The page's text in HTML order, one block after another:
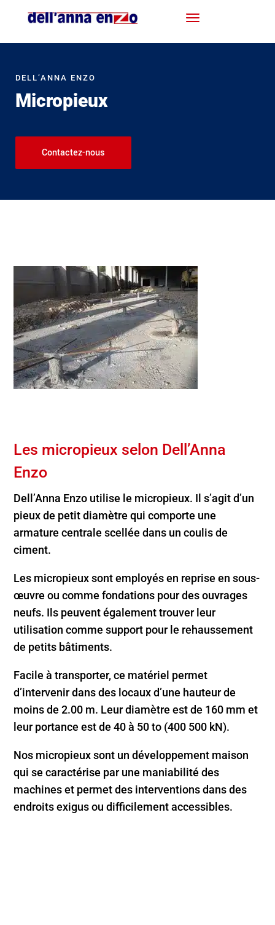
DELL’ANNA ENZO
Micropieux
Contactez-nous
Les micropieux selon Dell’Anna
Enzo
Dell’Anna Enzo utilise le micropieux. Il s’agit d’un
pieux de petit diamètre qui comporte une
armature centrale scellée dans un coulis de
ciment.
Les micropieux sont employés en reprise en sous-
œuvre ou comme fondations pour des ouvrages
neufs. Ils peuvent également trouver leur
utilisation comme support pour le rehaussement
de petits bâtiments.
Facile à transporter, ce matériel permet
d’intervenir dans des locaux d’une hauteur de
moins de 2.00 m. Leur diamètre est de 160 mm et
leur portance est de 40 à 50 to (400 500 kN).
Nos micropieux sont un développement maison
qui se caractérise par une maniabilité des
machines et permet des interventions dans des
endroits exigus ou difficilement accessibles.